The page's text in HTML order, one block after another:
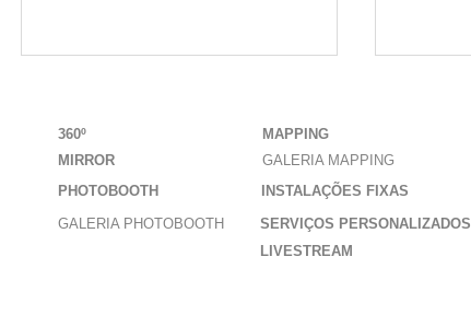
360º
MIRROR
PHOTOBOOTH
GALERIA PHOTOBOOTH
MAPPING
GALERIA MAPPING
INSTALAÇÕES FIXAS
SERVIÇOS PERSONALIZADOS
LIVESTREAM